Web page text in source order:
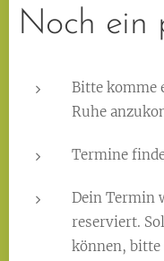
Noch ein
Bitte komme
Ruhe
Termine
Dein Termin
reserviert.
können, bitte